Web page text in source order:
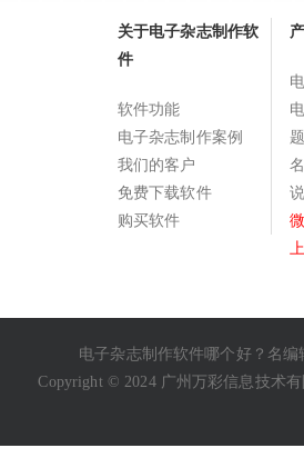
关于电子杂志制作软
件
软件功能
电子杂志制作案例
我们的客户
免费下载软件
购买软件
题
电子杂志制作软件哪个好？名编
Copyright © 2024 广州万彩信息技术